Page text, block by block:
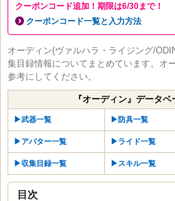
クーポンコード追加！期限は6/30まで！
クーポンコード一覧と入力方法
オーディン(ヴァルハラ・ライジング/
集目録情報についてまとめています。オ
参考にしてください。
『オーディン』データ
▶︎武器一覧 ▶︎防具一覧
▶︎アバター一覧 ▶︎ライド一覧
▶︎収集目録一覧 ▶︎スキル一覧
目次